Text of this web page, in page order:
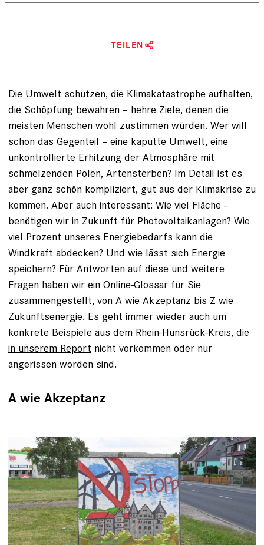
TEILEN
Die Umwelt schützen, die Klimakatastrophe aufhalten,
die Schöpfung bewahren – hehre Ziele, denen die
meisten Menschen wohl zustimmen würden. Wer will
schon das Gegenteil – eine kaputte Umwelt, eine
unkontrollierte Erhitzung der Atmosphäre mit
schmelzenden Polen, Artensterben? Im Detail ist es
aber ganz schön kompliziert, gut aus der Klimakrise zu
kommen. Aber auch interessant: Wie viel Fläche ­
benötigen wir in Zukunft für Photo­voltaikanlagen? Wie
viel Prozent ­unseres Energiebedarfs kann die
Windkraft abdecken? Und wie lässt sich ­Energie
speichern? Für Antworten auf diese und weitere
Fragen haben wir ein Online-Glossar für Sie
zusammengestellt, von A wie Akzeptanz bis Z wie
Zukunftsenergie. Es geht immer wieder auch um
konkrete Beispiele aus dem Rhein-Hunsrück-Kreis, die
in unserem Report nicht vorkommen oder nur
angerissen worden sind.
A wie Akzeptanz